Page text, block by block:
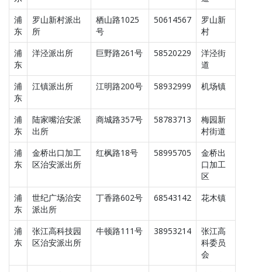
浦
东
罗山新村派出
所
栖山路1025
号
50614567
罗山新
村
浦
东
洋泾派出所 巨野路261号 58520229
洋泾街
道
浦
东
江镇派出所 江明路200号 58932999 机场镇
浦
东
陆家嘴治安派
出所
商城路357号 58783713
梅园新
村街道
浦
东
金桥出口加工
区治安派出所
红枫路18号 58995705
金桥出
口加工
区
浦
东
世纪广场治安
派出所
丁香路602号 68543142 花木镇
浦
东
张江高科技园
区治安派出所
牛顿路111号 38953214
张江高
科委员
会